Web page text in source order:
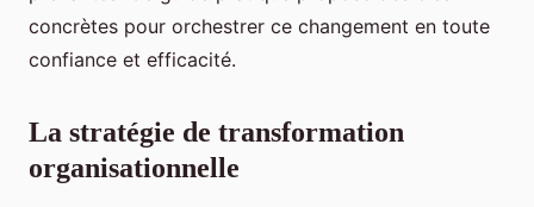
concrètes pour orchestrer ce changement en toute
confiance et efficacité.
La stratégie de transformation
organisationnelle